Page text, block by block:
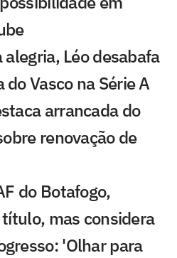
alegria, Léo desabafa
Vasco na Série A
arrancada do
renovação de
do Botafogo,
mas considera
'Olhar para